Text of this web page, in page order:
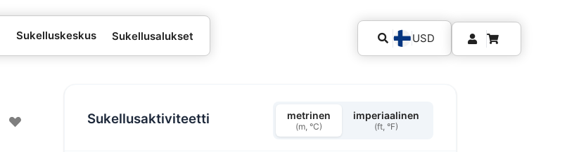
Sukelluskeskus Sukellusalukset USD
Sukellusaktiviteetti metrinen
(m, °C)
imperiaalinen
(ft, °F)